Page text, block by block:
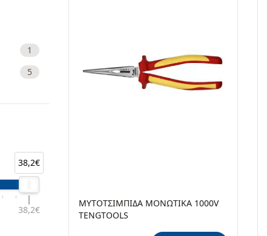
1
5
38,2€
38,2€
ΜΥΤΟΤΣΙΜΠΙΔA ΜΟΝΩΤΙΚΑ 1000V
TENGTOOLS